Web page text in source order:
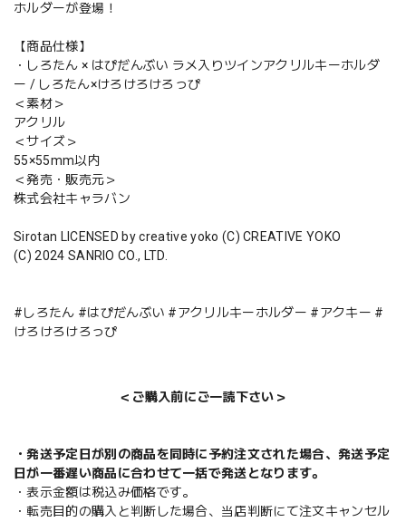
ホルダーが登場！
【商品仕様】
・しろたん × はぴだんぶい ラメ入りツインアクリルキーホルダ
ー / しろたん×けろけろけろっぴ
＜素材＞
アクリル
＜サイズ＞
55×55mm以内
＜発売・販売元＞
株式会社キャラバン
Sirotan LICENSED by creative yoko (C) CREATIVE YOKO
(C) 2024 SANRIO CO., LTD.
#しろたん #はぴだんぶい #アクリルキーホルダー #アクキー #
けろけろけろっぴ
＜ご購入前にご一読下さい＞
・発送予定日が別の商品を同時に予約注文された場合、発送予定
日が一番遅い商品に合わせて一括で発送となります。
・表示金額は税込み価格です。
・転売目的の購入と判断した場合、当店判断にて注文キャンセル